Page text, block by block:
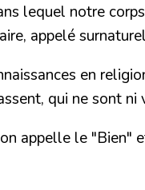
lequel notre
appelé
en
qui ne sont ni
appelle le